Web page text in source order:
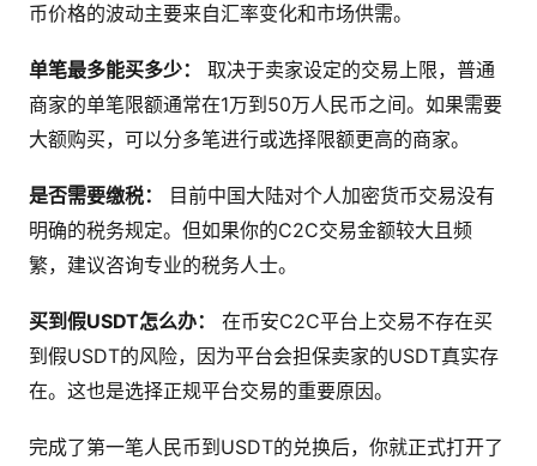
币价格的波动主要来自汇率变化和市场供需。
单笔最多能买多少：
取决于卖家设定的交易上限，普通
商家的单笔限额通常在1万到50万人民币之间。如果需要
大额购买，可以分多笔进行或选择限额更高的商家。
是否需要缴税：
目前中国大陆对个人加密货币交易没有
明确的税务规定。但如果你的C2C交易金额较大且频
繁，建议咨询专业的税务人士。
买到假USDT怎么办：
在币安C2C平台上交易不存在买
到假USDT的风险，因为平台会担保卖家的USDT真实存
在。这也是选择正规平台交易的重要原因。
完成了第一笔人民币到USDT的兑换后，你就正式打开了